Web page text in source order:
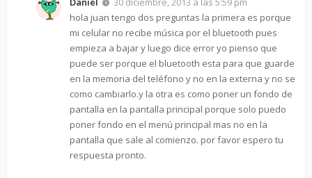
hola juan tengo dos preguntas la primera es porque
mi celular no recibe música por el bluetooth pues
empieza a bajar y luego dice error yo pienso que
puede ser porque el bluetooth esta para que guarde
en la memoria del teléfono y no en la externa y no se
como cambiarlo.y la otra es como poner un fondo de
pantalla en la pantalla principal porque solo puedo
poner fondo en el menú principal mas no en la
pantalla que sale al comienzo. por favor espero tu
respuesta pronto.